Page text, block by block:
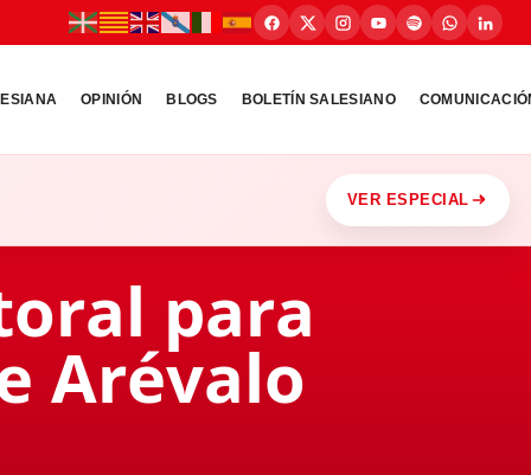
OPINIÓN BLOGS BOLETÍN SALESIANO
VER ESPECIAL
para
Arévalo